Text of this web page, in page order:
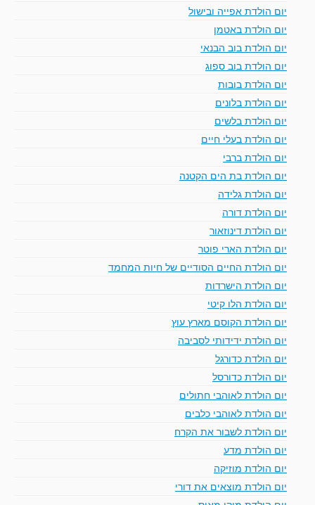
יום הולדת אפייה ובישול
יום הולדת באטמן
יום הולדת בוב הבנאי
יום הולדת בוב ספוג
יום הולדת בובות
יום הולדת בלונים
יום הולדת בלשים
יום הולדת בעלי חיים
יום הולדת ברבי
יום הולדת בת הים הקטנה
יום הולדת גלידה
יום הולדת דורה
יום הולדת דינוזאור
יום הולדת הארי פוטר
יום הולדת החיים הסודיים של חיות המחמד
יום הולדת הישרדות
יום הולדת הלו קיטי
יום הולדת הקוסם מארץ עוץ
יום הולדת ידידותי לסביבה
יום הולדת כדורגל
יום הולדת כדורסל
יום הולדת לאוהבי חתולים
יום הולדת לאוהבי כלבים
יום הולדת לשבור את הקרח
יום הולדת מדע
יום הולדת מוזיקה
יום הולדת מוצאים את דורי